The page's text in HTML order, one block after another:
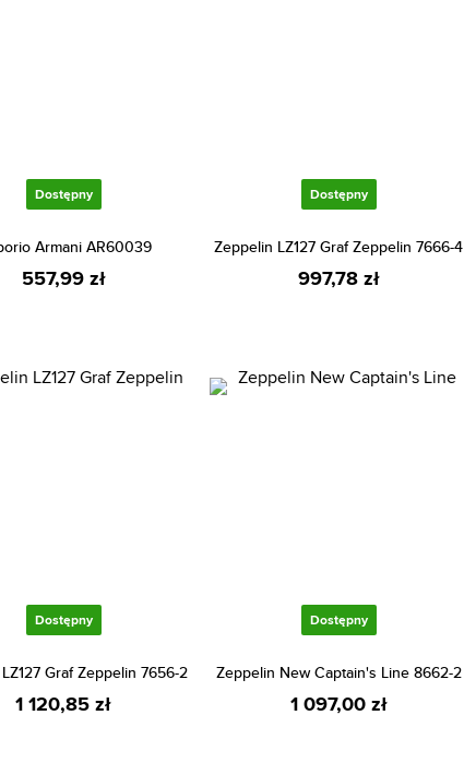
Dostępny
Armani AR60039
557,99 zł
Dostępny
Zeppelin LZ127 Graf Zeppelin 7666-4
997,78 zł
Dostępny
Graf Zeppelin 7656-2
1 120,85 zł
Dostępny
Zeppelin New Captain's Line 8662-2
1 097,00 zł